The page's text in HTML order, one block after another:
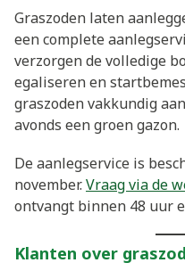
Graszoden laten
een complete
verzorgen de volledige
egaliseren en
graszoden vakkundig
avonds een groen gazon.
De aanlegservice is
november.Vraag via de
ontvangt binnen 48 uur
Klanten over